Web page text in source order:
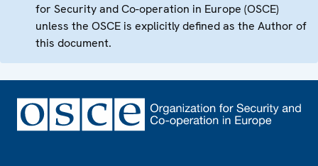
for Security and Co-operation in Europe (OSCE)
unless the OSCE is explicitly defined as the Author of
this document.